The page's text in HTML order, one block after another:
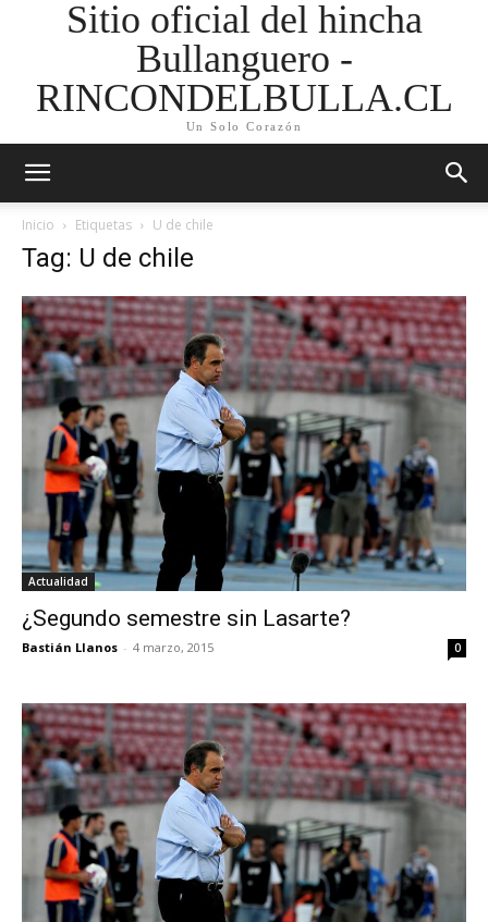
Sitio oficial del hincha
Bullanguero -
RINCONDELBULLA.CL
Un Solo Corazón
Inicio Etiquetas U de chile
Tag: U de chile
Actualidad
¿Segundo semestre sin Lasarte?
Bastián Llanos - 4 marzo, 2015 0